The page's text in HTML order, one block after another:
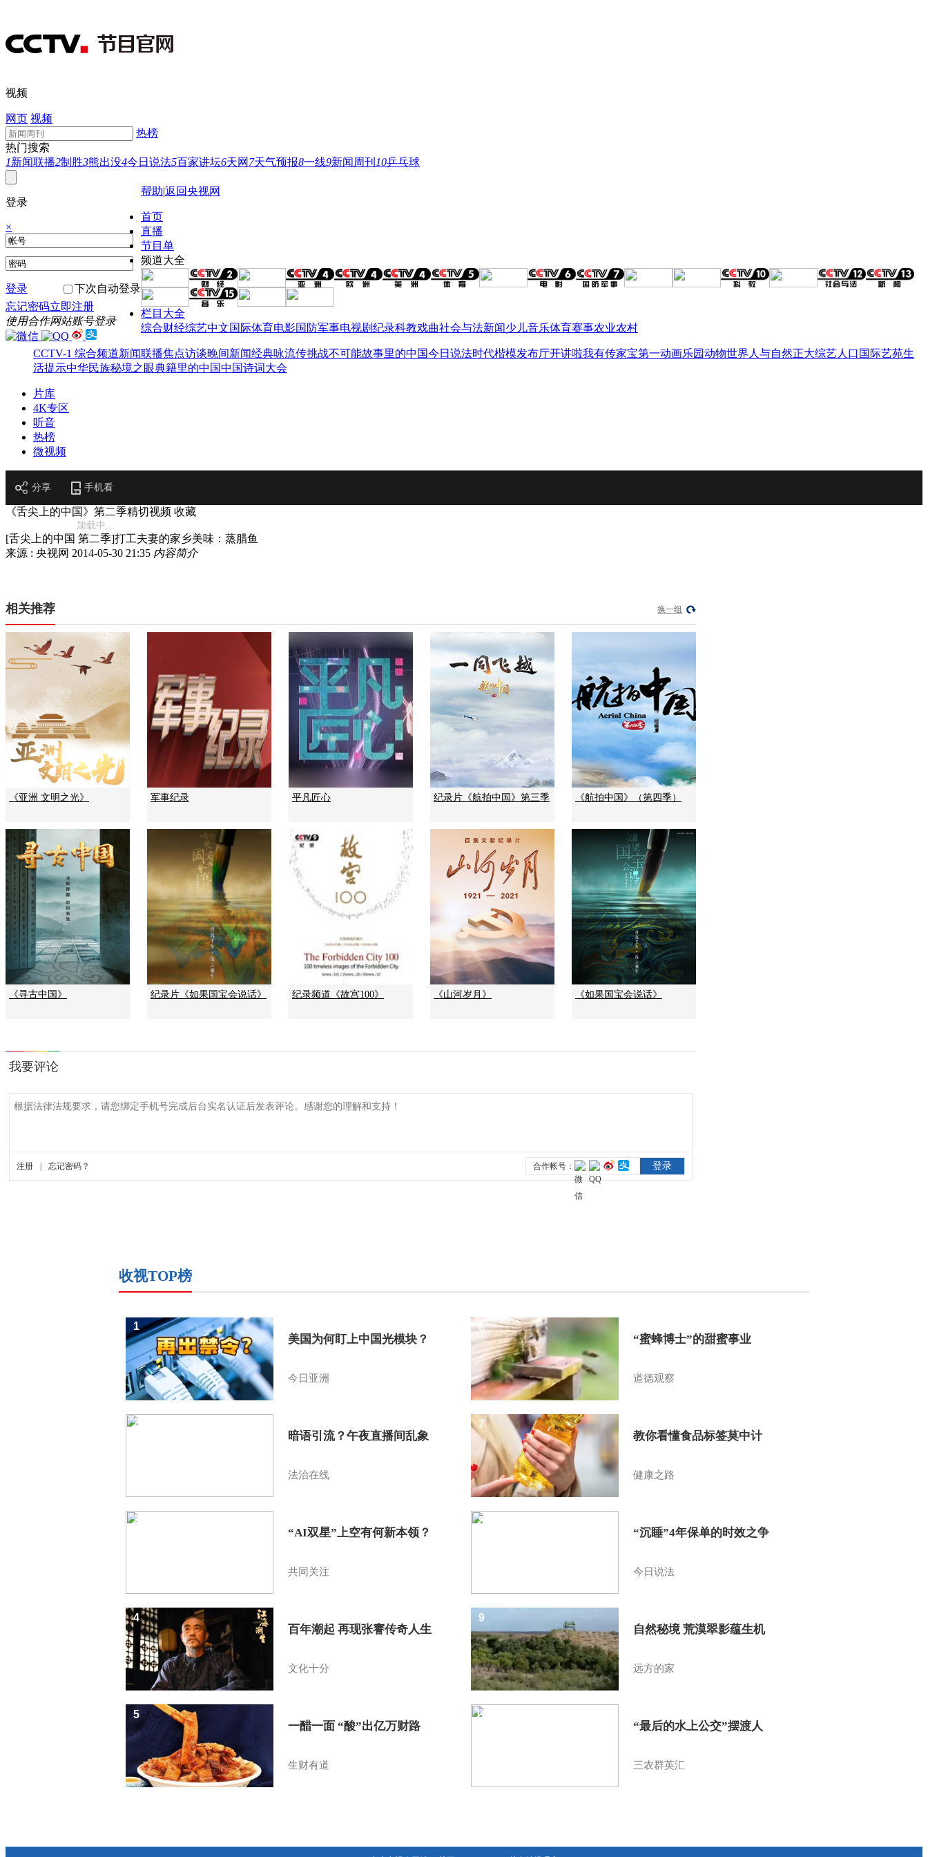
视频
网页 视频
热榜
热门搜索
1新闻联播2制胜3熊出没4今日说法5百家讲坛6天网 7天气预报8一线9新闻周刊 10乒乓球
登录
×
登录
下次自动登录
忘记密码立即注册
使用合作网站账号登录
帮助|返回央视网
首页
直播
节目单
频道大全
栏目大全
综合财经综艺中文国际体育电影国防军事电视剧纪录科教戏曲社会与法新闻少儿音乐体育赛事农业农村
CCTV-1 综合频道新闻联播焦点访谈晚间新闻经典咏流传挑战不可能故事里的中国今日说法时代楷模发布厅开讲啦我有传家宝第一动画乐园动物世界 人与自然正大综艺人口 国际艺苑生
活提示中华民族秘境之眼典籍里的中国中国诗词大会
片库
4K专区
听音
热榜
微视频
分享 手机看
《舌尖上的中国》第二季精切视频 收藏
加载中...
[舌尖上的中国 第二季]打工夫妻的家乡美味：蒸腊鱼
来源 : 央视网 2014-05-30 21:35 内容简介
相关推荐 换一组
《亚洲 文明之光》 军事纪录 平凡匠心 纪录片《航拍中国》第三季 《航拍中国》（第四季）
《寻古中国》 纪录片《如果国宝会说话》 纪录频道《故宫100》 《山河岁月》 《如果国宝会说话》
收视TOP榜
美国为何盯上中国光模块？
今日亚洲
1
暗语引流？午夜直播间乱象
法治在线
2
“AI双星”上空有何新本领？
共同关注
3
百年潮起 再现张謇传奇人生
文化十分
4
一醋一面 “酸”出亿万财路
生财有道
5
“蜜蜂博士”的甜蜜事业
道德观察
6
教你看懂食品标签莫中计
健康之路
7
“沉睡”4年保单的时效之争
今日说法
8
自然秘境 荒漠翠影蕴生机
远方的家
9
“最后的水上公交”摆渡人
三农群英汇
10